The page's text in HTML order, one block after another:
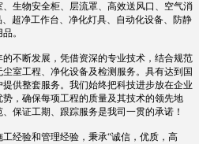
生物安全柜、层流罩、高效送风口、空气消
超净工作台、净化灯具、自动化设备、防静
。
不断发展，凭借资深的专业技术，结合规范
室工程、净化设备及检测服务。具有达到国
供整套服务。我们始终把科技进步放在企业
，确保每项工程的质量及其技术的领先地
保证工期、跟踪服务是我司一贯的承诺！
经验和管理经验，秉承“诚信，优质，高